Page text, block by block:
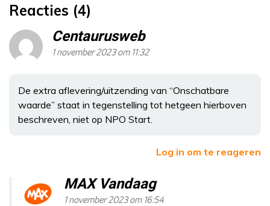
Reacties (4)
Centaurusweb
1 november 2023 om 11:32
De extra aflevering/uitzending van “Onschatbare
waarde” staat in tegenstelling tot hetgeen hierboven
beschreven, niet op NPO Start.
Log in om te reageren
MAX Vandaag
1 november 2023 om 16:54